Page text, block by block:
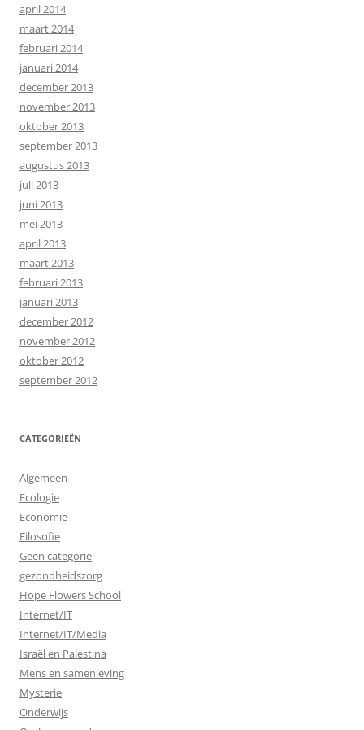
april 2014
maart 2014
februari 2014
januari 2014
december 2013
november 2013
oktober 2013
september 2013
augustus 2013
juli 2013
juni 2013
mei 2013
april 2013
maart 2013
februari 2013
januari 2013
december 2012
november 2012
oktober 2012
september 2012
CATEGORIEËN
Algemeen
Ecologie
Economie
Filosofie
Geen categorie
gezondheidszorg
Hope Flowers School
Internet/IT
Internet/IT/Media
Israël en Palestina
Mens en samenleving
Mysterie
Onderwijs